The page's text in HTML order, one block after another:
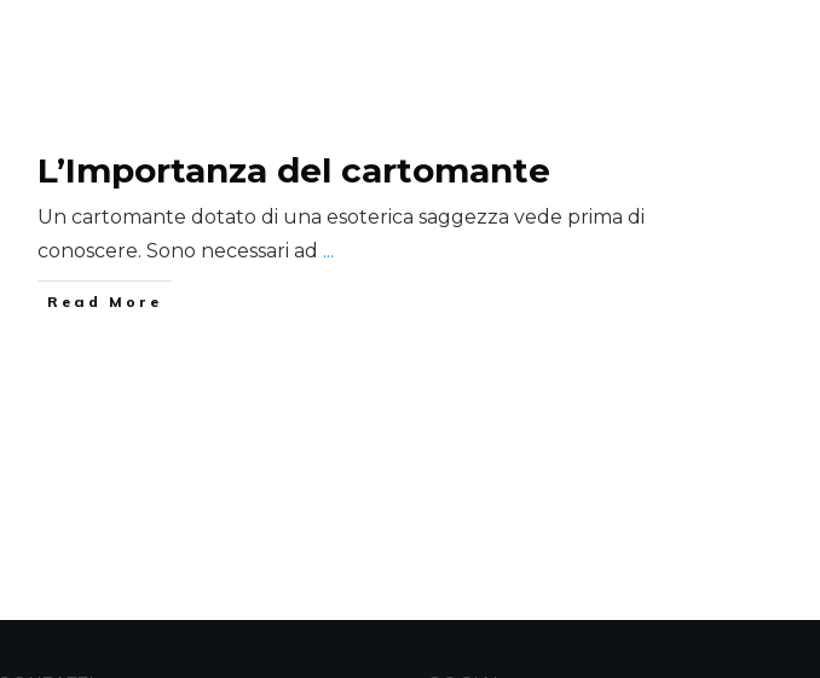
L’Importanza del cartomante
Un cartomante dotato di una esoterica saggezza vede prima di
conoscere. Sono necessari ad ...
​Read More